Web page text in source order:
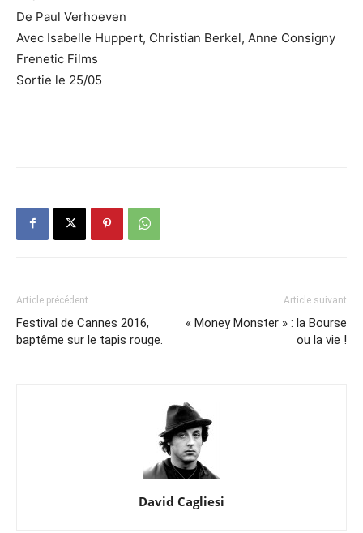
De Paul Verhoeven
Avec Isabelle Huppert, Christian Berkel, Anne Consigny
Frenetic Films
Sortie le 25/05
Article précédent
Festival de Cannes 2016,
baptême sur le tapis rouge.
Article suivant
« Money Monster » : la Bourse
ou la vie !
David Cagliesi